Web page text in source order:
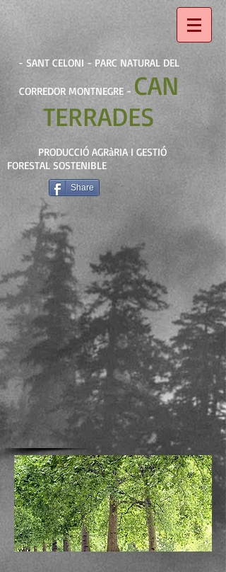
- SANT CELONI - PARC NATURAL DEL
CORREDOR MONTNEGRE - CAN
TERRADES
PRODUCCIÓ AGRàRIA I GESTIÓ
FORESTAL SOSTENIBLE
Share